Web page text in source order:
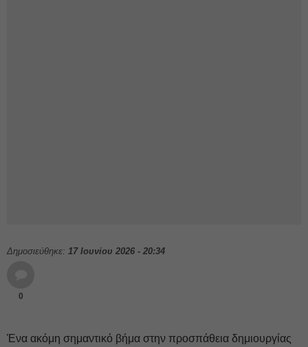
Δημοσιεύθηκε: 17 Ιουνίου 2026 - 20:34
0
Ένα ακόμη σημαντικό βήμα στην προσπάθεια δημιουργίας